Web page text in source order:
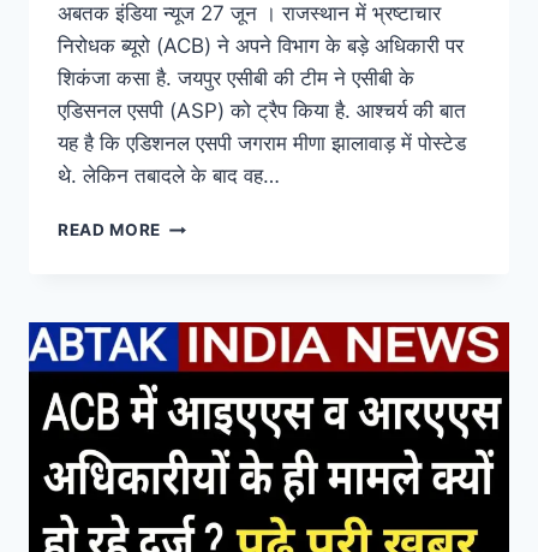
अबतक इंडिया न्यूज 27 जून । राजस्थान में भ्रष्टाचार
निरोधक ब्यूरो (ACB) ने अपने विभाग के बड़े अधिकारी पर
शिकंजा कसा है. जयपुर एसीबी की टीम ने एसीबी के
एडिसनल एसपी (ASP) को ट्रैप किया है. आश्चर्य की बात
यह है कि एडिशनल एसपी जगराम मीणा झालावाड़ में पोस्टेड
थे. लेकिन तबादले के बाद वह…
READ MORE